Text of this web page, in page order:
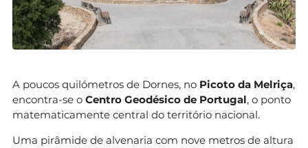
A poucos quilómetros de Dornes, no Picoto da Melriça,
encontra-se o Centro Geodésico de Portugal, o ponto
matematicamente central do território nacional.
Uma pirâmide de alvenaria com nove metros de altura